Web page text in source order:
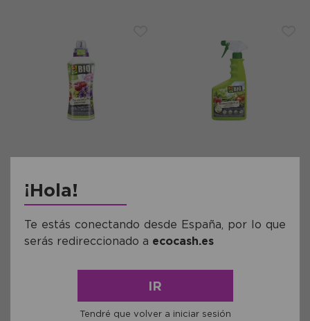
11,20€
comprar
11,84€
comprar
¡Hola!
Te estás conectando desde España, por lo que
serás redireccionado a ecocash.es
IR
Tendré que volver a iniciar sesión